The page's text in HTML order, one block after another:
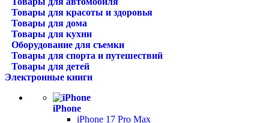
Товары для красоты и здоровья
Товары для дома
Товары для кухни
Оборудование для съемки
Товары для спорта и путешествий
Товары для детей
Электронные книги
iPhone
iPhone 17 Pro Max